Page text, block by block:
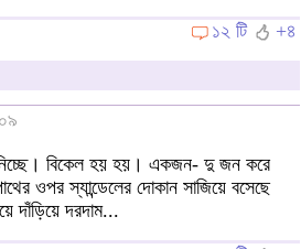
১২ টি
+৪
নিচ্ছে। বিকেল হয় হয়। একজন- দু জন করে
ওপর স্যান্ডেলের দোকান সাজিয়ে বসেছে
দাঁড়িয়ে দরদাম...